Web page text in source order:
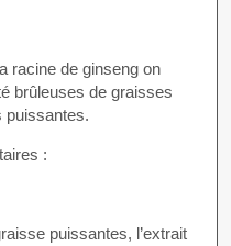
racine de ginseng on
brûleuses de graisses
puissantes.
:
puissantes, l’extrait